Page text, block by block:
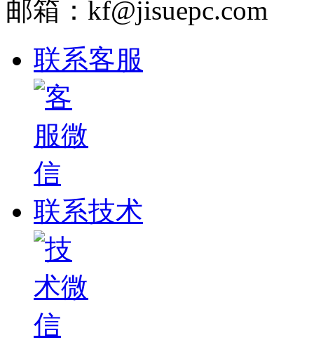
邮箱：kf@jisuepc.com
联系客服
联系技术